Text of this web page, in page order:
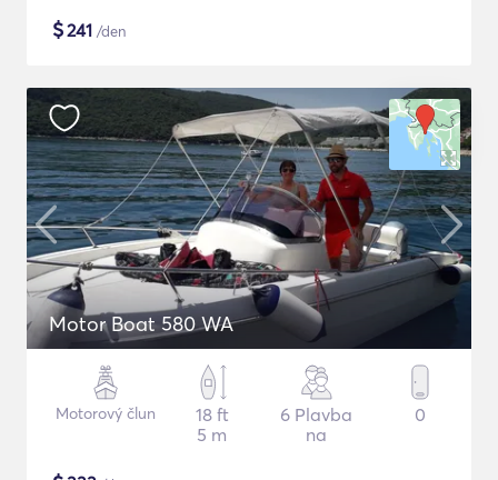
$241 /den
Motor Boat 580 WA
Motorový člun
18 ft
5 m
6 Plavba
na
0